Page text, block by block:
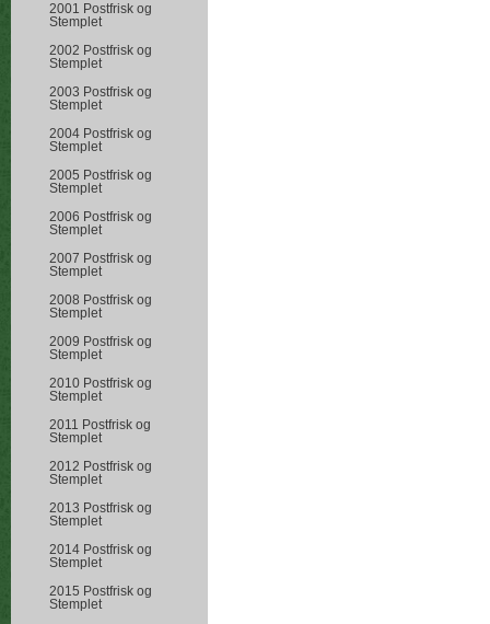
2001 Postfrisk og
Stemplet
2002 Postfrisk og
Stemplet
2003 Postfrisk og
Stemplet
2004 Postfrisk og
Stemplet
2005 Postfrisk og
Stemplet
2006 Postfrisk og
Stemplet
2007 Postfrisk og
Stemplet
2008 Postfrisk og
Stemplet
2009 Postfrisk og
Stemplet
2010 Postfrisk og
Stemplet
2011 Postfrisk og
Stemplet
2012 Postfrisk og
Stemplet
2013 Postfrisk og
Stemplet
2014 Postfrisk og
Stemplet
2015 Postfrisk og
Stemplet